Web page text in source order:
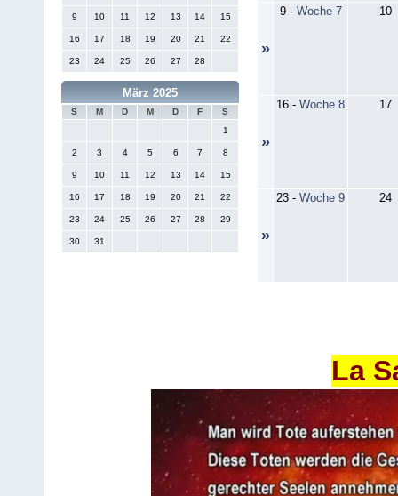
9 10 11 12 13 14 15
16 17 18 19 20 21 22
23 24 25 26 27 28
März 2025
S M D M D F
S
1
2 3 4 5 6 7 8
9 10 11 12 13 14 15
16 17 18 19 20 21 22
23 24 25 26 27 28 29
30 31
»
9- Woche 7 10
»
16 - Woche 8 17
»
23 - Woche 9 24
La